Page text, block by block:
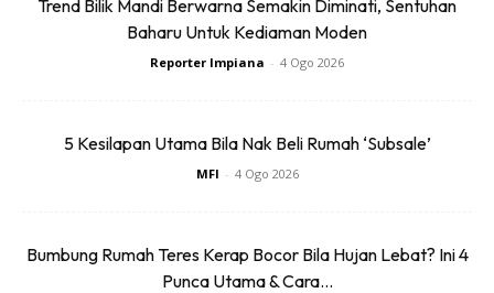
Trend Bilik Mandi Berwarna Semakin Diminati, Sentuhan
Baharu Untuk Kediaman Moden
Reporter Impiana - 4 Ogo 2026
5 Kesilapan Utama Bila Nak Beli Rumah ‘Subsale’
MFI - 4 Ogo 2026
Bumbung Rumah Teres Kerap Bocor Bila Hujan Lebat? Ini 4
Punca Utama & Cara...